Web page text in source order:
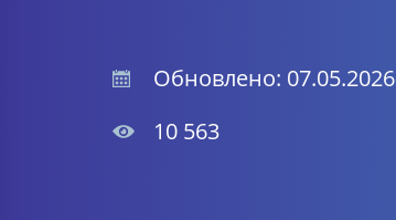
Обновлено: 07.05.2026
10 563